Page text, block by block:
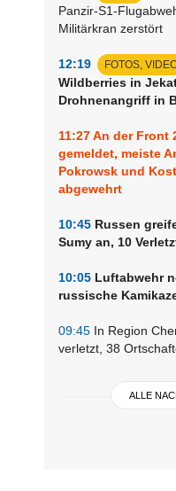
Panzir-S1-
Militärkran zerstört
12:19 FOTOS,
Wildberries in
Drohnenangriff in
11:27An der Front
gemeldet, meiste
Pokrowsk und
abgewehrt
10:45 Russen
Sumy an, 10
10:05 Luftabwehr
russische
09:45 In Region
verletzt, 38
ALLE